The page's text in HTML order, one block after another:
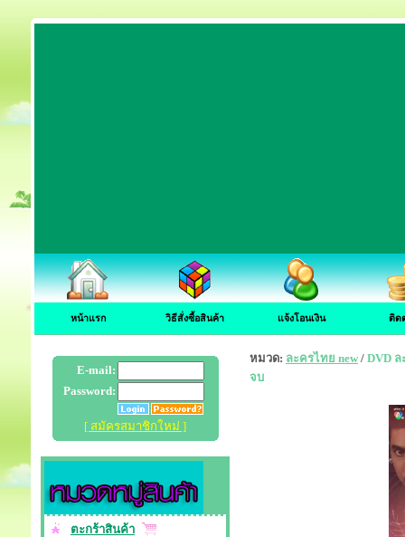
หน้าแรก วิธีสั่งซื้อสินค้า แจ้งโอนเงิน ติด
E-mail:
Password:
[ สมัครสมาชิกใหม่ ]
ตะกร้าสินค้า
หมวด: ละครไทย new / DVD
จบ